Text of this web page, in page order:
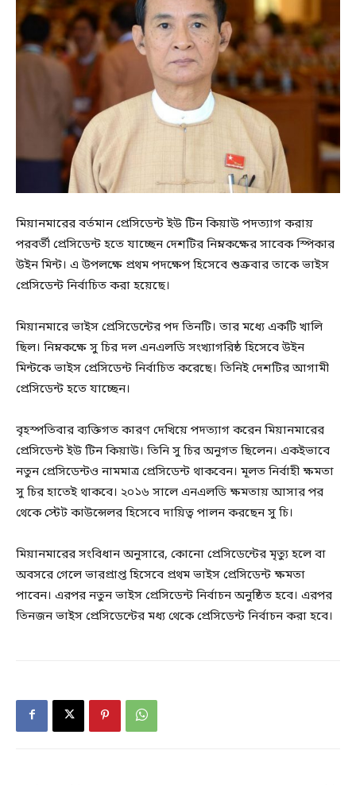
মিয়ানমারের বর্তমান প্রেসিডেন্ট ইউ টিন কিয়াউ পদত্যাগ করায়
পরবর্তী প্রেসিডেন্ট হতে যাচ্ছেন দেশটির নিম্নকক্ষের সাবেক স্পিকার
উইন মিন্ট। এ উপলক্ষে প্রথম পদক্ষেপ হিসেবে শুক্রবার তাকে ভাইস
প্রেসিডেন্ট নির্বাচিত করা হয়েছে।
মিয়ানমারে ভাইস প্রেসিডেন্টের পদ তিনটি। তার মধ্যে একটি খালি
ছিল। নিম্নকক্ষে সু চির দল এনএলডি সংখ্যাগরিষ্ঠ হিসেবে উইন
মিন্টকে ভাইস প্রেসিডেন্ট নির্বাচিত করেছে। তিনিই দেশটির আগামী
প্রেসিডেন্ট হতে যাচ্ছেন।
বৃহস্পতিবার ব্যক্তিগত কারণ দেখিয়ে পদত্যাগ করেন মিয়ানমারের
প্রেসিডেন্ট ইউ টিন কিয়াউ। তিনি সু চির অনুগত ছিলেন। একইভাবে
নতুন প্রেসিডেন্টও নামমাত্র প্রেসিডেন্ট থাকবেন। মূলত নির্বাহী ক্ষমতা
সু চির হাতেই থাকবে। ২০১৬ সালে এনএলডি ক্ষমতায় আসার পর
থেকে স্টেট কাউন্সেলর হিসেবে দায়িত্ব পালন করছেন সু চি।
মিয়ানমারের সংবিধান অনুসারে, কোনো প্রেসিডেন্টের মৃত্যু হলে বা
অবসরে গেলে ভারপ্রাপ্ত হিসেবে প্রথম ভাইস প্রেসিডেন্ট ক্ষমতা
পাবেন। এরপর নতুন ভাইস প্রেসিডেন্ট নির্বাচন অনুষ্ঠিত হবে। এরপর
তিনজন ভাইস প্রেসিডেন্টের মধ্য থেকে প্রেসিডেন্ট নির্বাচন করা হবে।